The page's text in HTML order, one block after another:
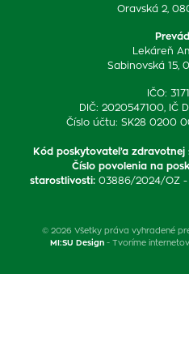
Oravská 2,
Lekáreň
Sabinovská 15,
IČO:
DIČ: 2020547100, IČ
Číslo účtu: SK28 0200
Kód poskytovateľa zdravotnej
Číslo povolenia na
starostlivosti: 03886/2024/OZ -
© 2026 Všetky práva vyhradené
MI:SU Design- Tvoríme